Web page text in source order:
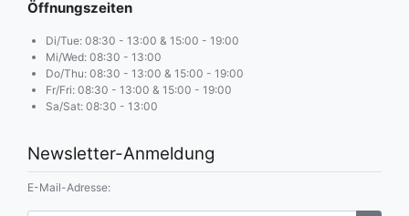
Öffnungszeiten
Di/Tue: 08:30 - 13:00 & 15:00 - 19:00
Mi/Wed: 08:30 - 13:00
Do/Thu: 08:30 - 13:00 & 15:00 - 19:00
Fr/Fri: 08:30 - 13:00 & 15:00 - 19:00
Sa/Sat: 08:30 - 13:00
Newsletter-Anmeldung
E-Mail-Adresse: